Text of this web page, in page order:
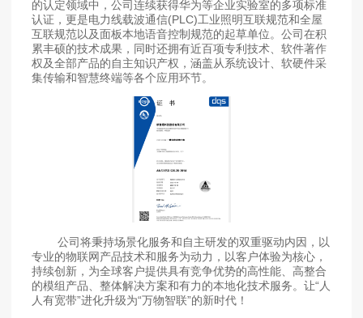
的认定领域中，公司连续获得华为等企业实验室的多项标准
认证，更是电力线载波通信(PLC)工业照明互联规范和全屋
互联规范以及面板本地语音控制规范的起草单位。公司在积
累丰硕的技术成果，同时还拥有近百项专利技术、软件著作
权及全部产品的自主知识产权，涵盖从系统设计、软硬件采
集传输和智慧终端等各个应用环节。
公司将秉持场景化服务和自主研发的双重驱动内因，以
专业的物联网产品技术和服务为动力，以客户体验为核心，
持续创新，为全球客户提供具有竞争优势的高性能、高整合
的模组产品、整体解决方案和有力的本地化技术服务。让“人
人有宽带”进化升级为“万物智联”的新时代！